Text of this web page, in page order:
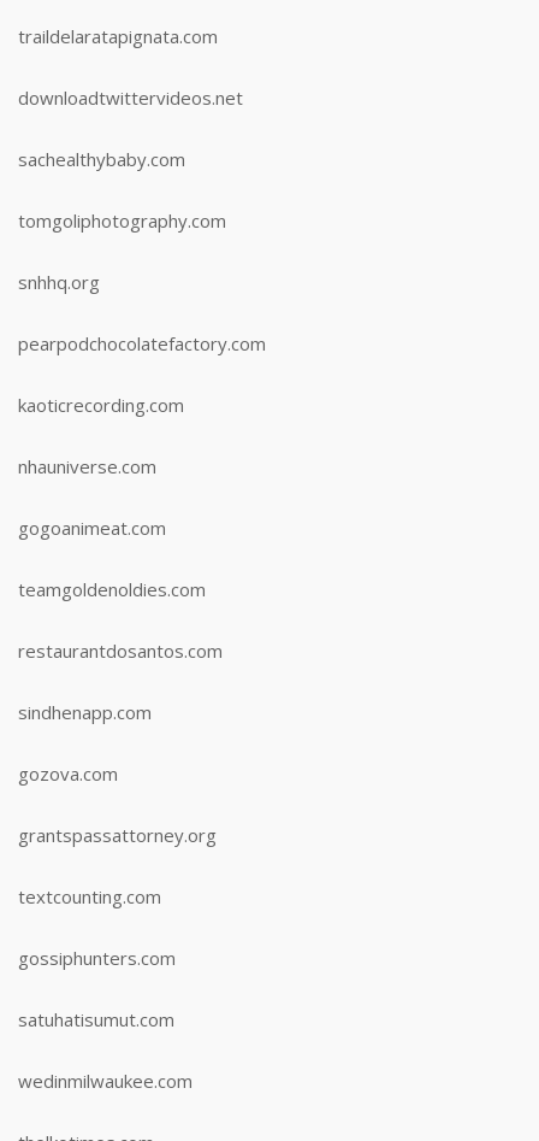
traildelaratapignata.com
downloadtwittervideos.net
sachealthybaby.com
tomgoliphotography.com
snhhq.org
pearpodchocolatefactory.com
kaoticrecording.com
nhauniverse.com
gogoanimeat.com
teamgoldenoldies.com
restaurantdosantos.com
sindhenapp.com
gozova.com
grantspassattorney.org
textcounting.com
gossiphunters.com
satuhatisumut.com
wedinmilwaukee.com